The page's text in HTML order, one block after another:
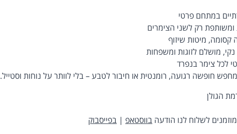
רק לשני הצימרים
קסומה, מיטות שיזוף
מושלם לזוגות ומשפחות
לכל צימר בנפרד
חופשה רגועה, רומנטית או חיבור לטבע – בלי לוותר על נוחות וסטייל.
הגולן
לשלוח לנו הודעה בווסטאפ | בפייסבוק